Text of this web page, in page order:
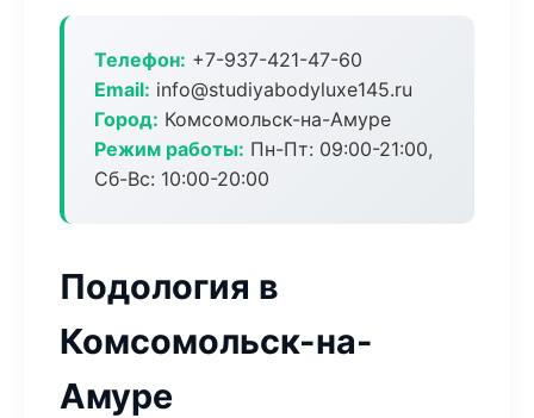
Телефон: +7-937-421-47-60
Email: info@studiyabodyluxe145.ru
Город: Комсомольск-на-Амуре
Режим работы: Пн-Пт: 09:00-21:00,
Сб-Вс: 10:00-20:00
Подология в
Комсомольск-на-
Амуре